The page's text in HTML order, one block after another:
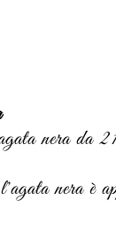
nera da
nera è